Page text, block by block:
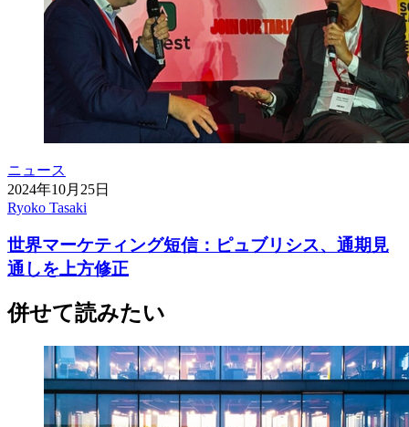
ニュース
2024年10月25日
Ryoko Tasaki
世界マーケティング短信：ピュブリシス、通期見
通しを上方修正
併せて読みたい